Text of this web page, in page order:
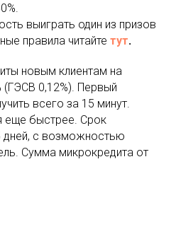
выиграть один из призов
правила читайте тут.
новым клиентам на
(ГЭСВ 0,12%). Первый
всего за 15 минут.
еще быстрее. Срок
дней, с возможностью
Сумма микрокредита от